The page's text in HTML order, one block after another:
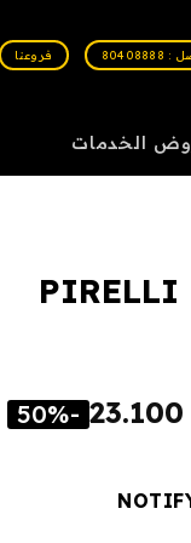
فروعنا
الخدمات
PIRELLI
-50%